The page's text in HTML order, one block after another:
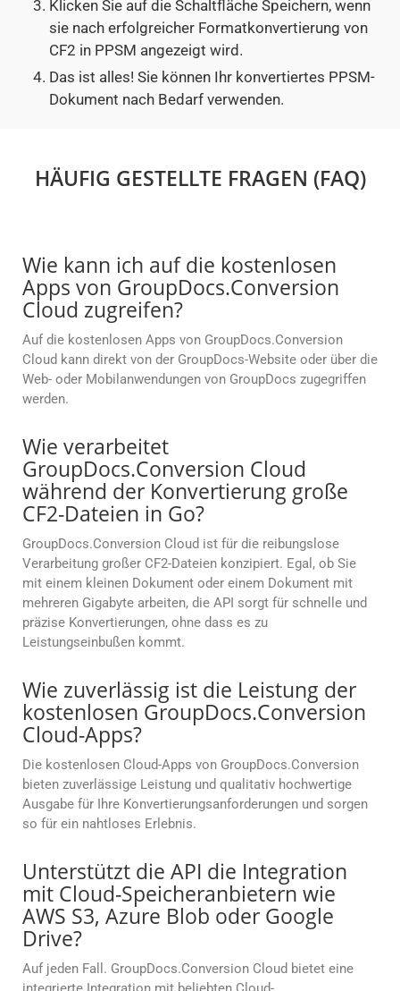
Klicken Sie auf die Schaltfläche Speichern, wenn
sie nach erfolgreicher Formatkonvertierung von
CF2 in PPSM angezeigt wird.
Das ist alles! Sie können Ihr konvertiertes PPSM-
Dokument nach Bedarf verwenden.
HÄUFIG GESTELLTE FRAGEN (FAQ)
Wie kann ich auf die kostenlosen
Apps von GroupDocs.Conversion
Cloud zugreifen?
Auf die kostenlosen Apps von GroupDocs.Conversion
Cloud kann direkt von der GroupDocs-Website oder über die
Web- oder Mobilanwendungen von GroupDocs zugegriffen
werden.
Wie verarbeitet
GroupDocs.Conversion Cloud
während der Konvertierung große
CF2-Dateien in Go?
GroupDocs.Conversion Cloud ist für die reibungslose
Verarbeitung großer CF2-Dateien konzipiert. Egal, ob Sie
mit einem kleinen Dokument oder einem Dokument mit
mehreren Gigabyte arbeiten, die API sorgt für schnelle und
präzise Konvertierungen, ohne dass es zu
Leistungseinbußen kommt.
Wie zuverlässig ist die Leistung der
kostenlosen GroupDocs.Conversion
Cloud-Apps?
Die kostenlosen Cloud-Apps von GroupDocs.Conversion
bieten zuverlässige Leistung und qualitativ hochwertige
Ausgabe für Ihre Konvertierungsanforderungen und sorgen
so für ein nahtloses Erlebnis.
Unterstützt die API die Integration
mit Cloud-Speicheranbietern wie
AWS S3, Azure Blob oder Google
Drive?
Auf jeden Fall. GroupDocs.Conversion Cloud bietet eine